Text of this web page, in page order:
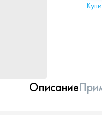
Описание